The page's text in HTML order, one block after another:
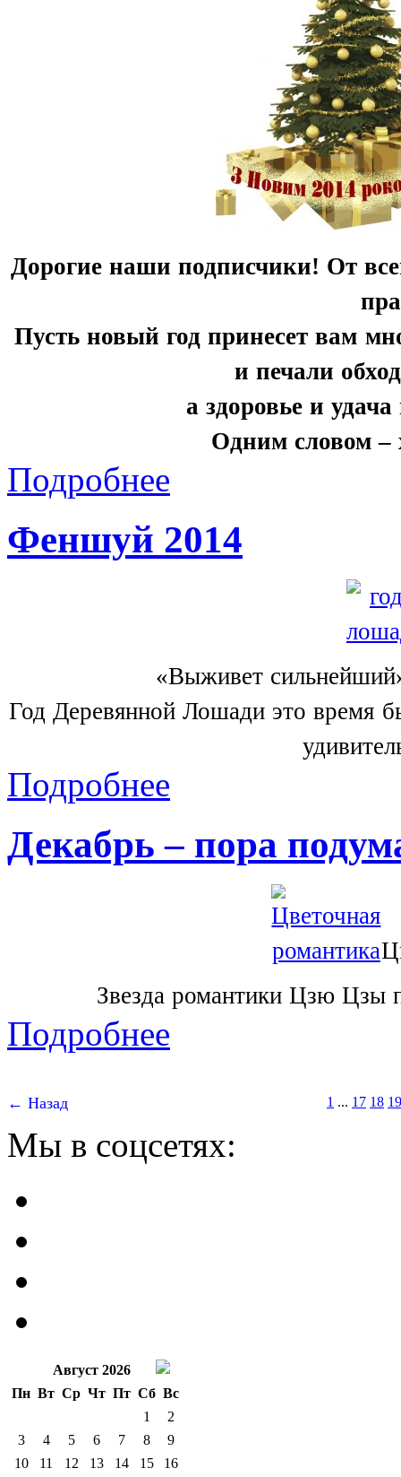
Дорогие наши подписчики! От
Пусть новый год принесет вам
и печали
а здоровье и
Одним словом
Подробнее
Феншуй 2014
«Выживет
Год Деревянной Лошади это время
Подробнее
Декабрь – пора
Звезда романтики Цзю Цзы
Подробнее
← Назад 1 ... 17 18 19
Мы в соцсетях:
Август 2026
Пн Вт Ср Чт Пт Сб Вс
1
2
3
4 5 6 7 8
9
10
11 12 13 14 15 16